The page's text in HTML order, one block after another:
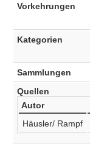
Vorkehrungen
Kategorien
Sammlungen
Quellen
Autor
Häusler/ Rampf